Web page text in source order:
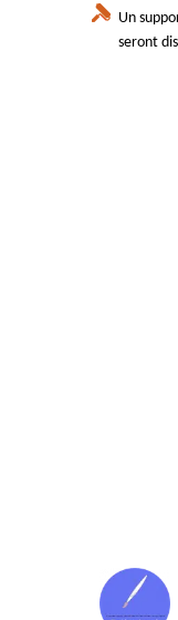
Un
seront